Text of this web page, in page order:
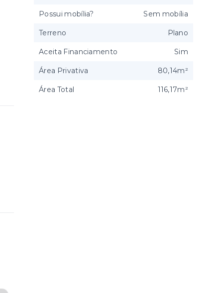
Possui mobília? Sem mobília
Terreno Plano
Aceita Financiamento Sim
Área Privativa 80,14m²
Área Total 116,17m²